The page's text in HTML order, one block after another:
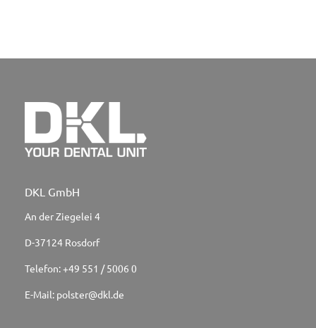
DKL GmbH
An der Ziegelei 4
D-37124 Rosdorf
Telefon:+49 551 / 5006 0
E-Mail: polster@dkl.de